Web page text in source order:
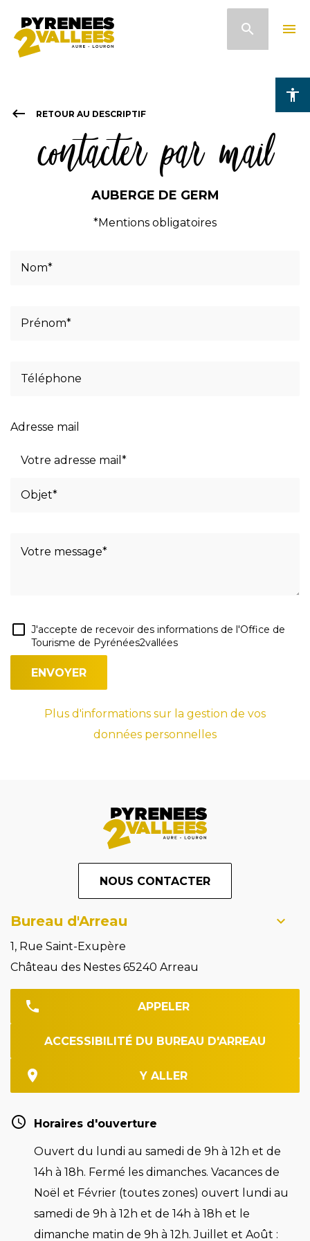
contenu
accessibility
search menu
keyboard_backspace RETOUR AU DESCRIPTIF
contacter par mail
AUBERGE DE GERM
*Mentions obligatoires
Adresse mail
J'accepte de recevoir des informations de l'Office de
Tourisme de Pyrénées2vallées
Plus d'informations sur la gestion de vos
données personnelles
NOUS CONTACTER
Bureau d'Arreau
1, Rue Saint-Exupère
Château des Nestes 65240 Arreau
APPELER
ACCESSIBILITÉ DU BUREAU D'ARREAU
Y ALLER
Horaires d'ouverture
Ouvert du lundi au samedi de 9h à 12h et de
14h à 18h. Fermé les dimanches. Vacances de
Noël et Février (toutes zones) ouvert lundi au
samedi de 9h à 12h et de 14h à 18h et le
dimanche matin de 9h à 12h. Juillet et Août :